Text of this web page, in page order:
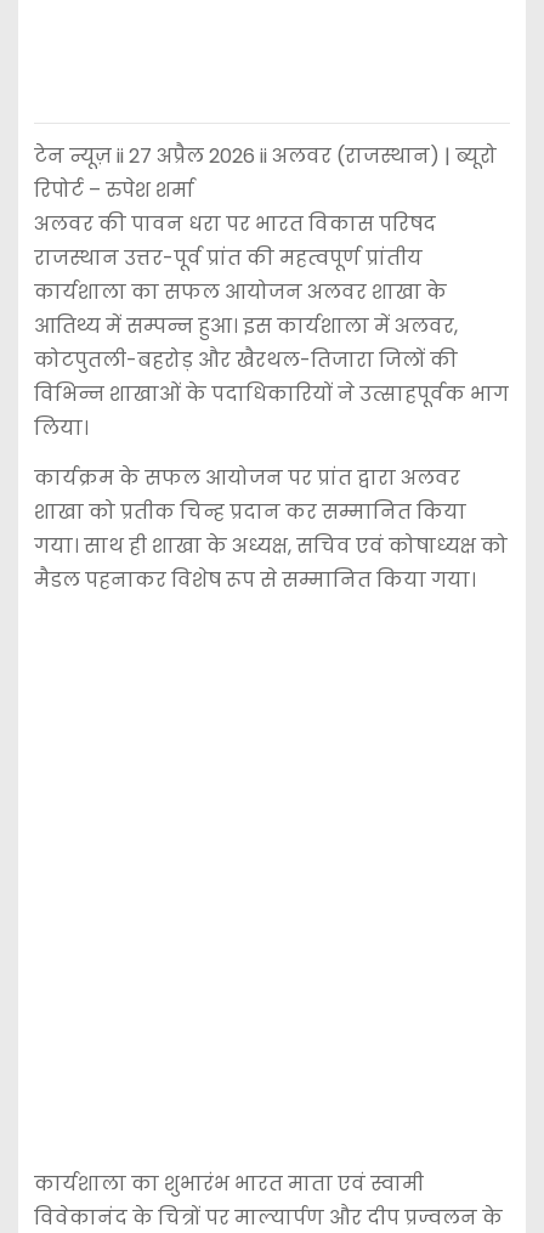
टेन न्यूज़ ii 27 अप्रैल 2026 ii अलवर (राजस्थान) | ब्यूरो
रिपोर्ट – रुपेश शर्मा
अलवर की पावन धरा पर भारत विकास परिषद
राजस्थान उत्तर-पूर्व प्रांत की महत्वपूर्ण प्रांतीय
कार्यशाला का सफल आयोजन अलवर शाखा के
आतिथ्य में सम्पन्न हुआ। इस कार्यशाला में अलवर,
कोटपुतली-बहरोड़ और खैरथल-तिजारा जिलों की
विभिन्न शाखाओं के पदाधिकारियों ने उत्साहपूर्वक भाग
लिया।
कार्यक्रम के सफल आयोजन पर प्रांत द्वारा अलवर
शाखा को प्रतीक चिन्ह प्रदान कर सम्मानित किया
गया। साथ ही शाखा के अध्यक्ष, सचिव एवं कोषाध्यक्ष को
मैडल पहनाकर विशेष रूप से सम्मानित किया गया।
कार्यशाला का शुभारंभ भारत माता एवं स्वामी
विवेकानंद के चित्रों पर माल्यार्पण और दीप प्रज्वलन के